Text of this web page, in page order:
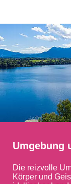
Umgebung
Die reizvolle
Körper und